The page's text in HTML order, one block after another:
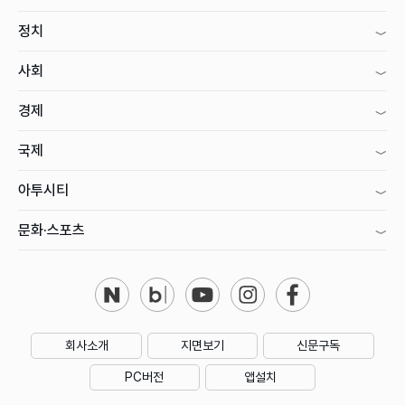
정치
사회
경제
국제
아투시티
문화·스포츠
회사소개 지면보기 신문구독
PC버전 앱설치